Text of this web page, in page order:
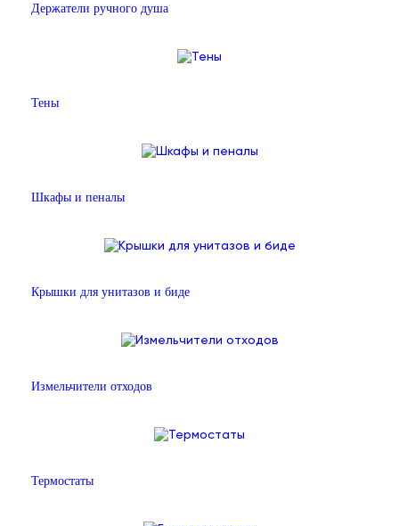
Держатели ручного душа
Тены
Шкафы и пеналы
Крышки для унитазов и биде
Измельчители отходов
Термостаты